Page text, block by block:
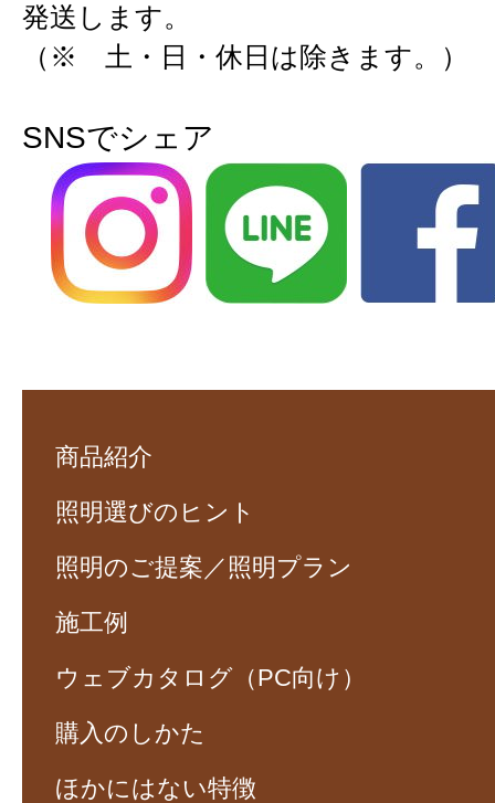
発送します。
（※ 土・日・休日は除きます。）
SNSでシェア
商品紹介
照明選びのヒント
照明のご提案／照明プラン
施工例
ウェブカタログ（PC向け）
購入のしかた
ほかにはない特徴